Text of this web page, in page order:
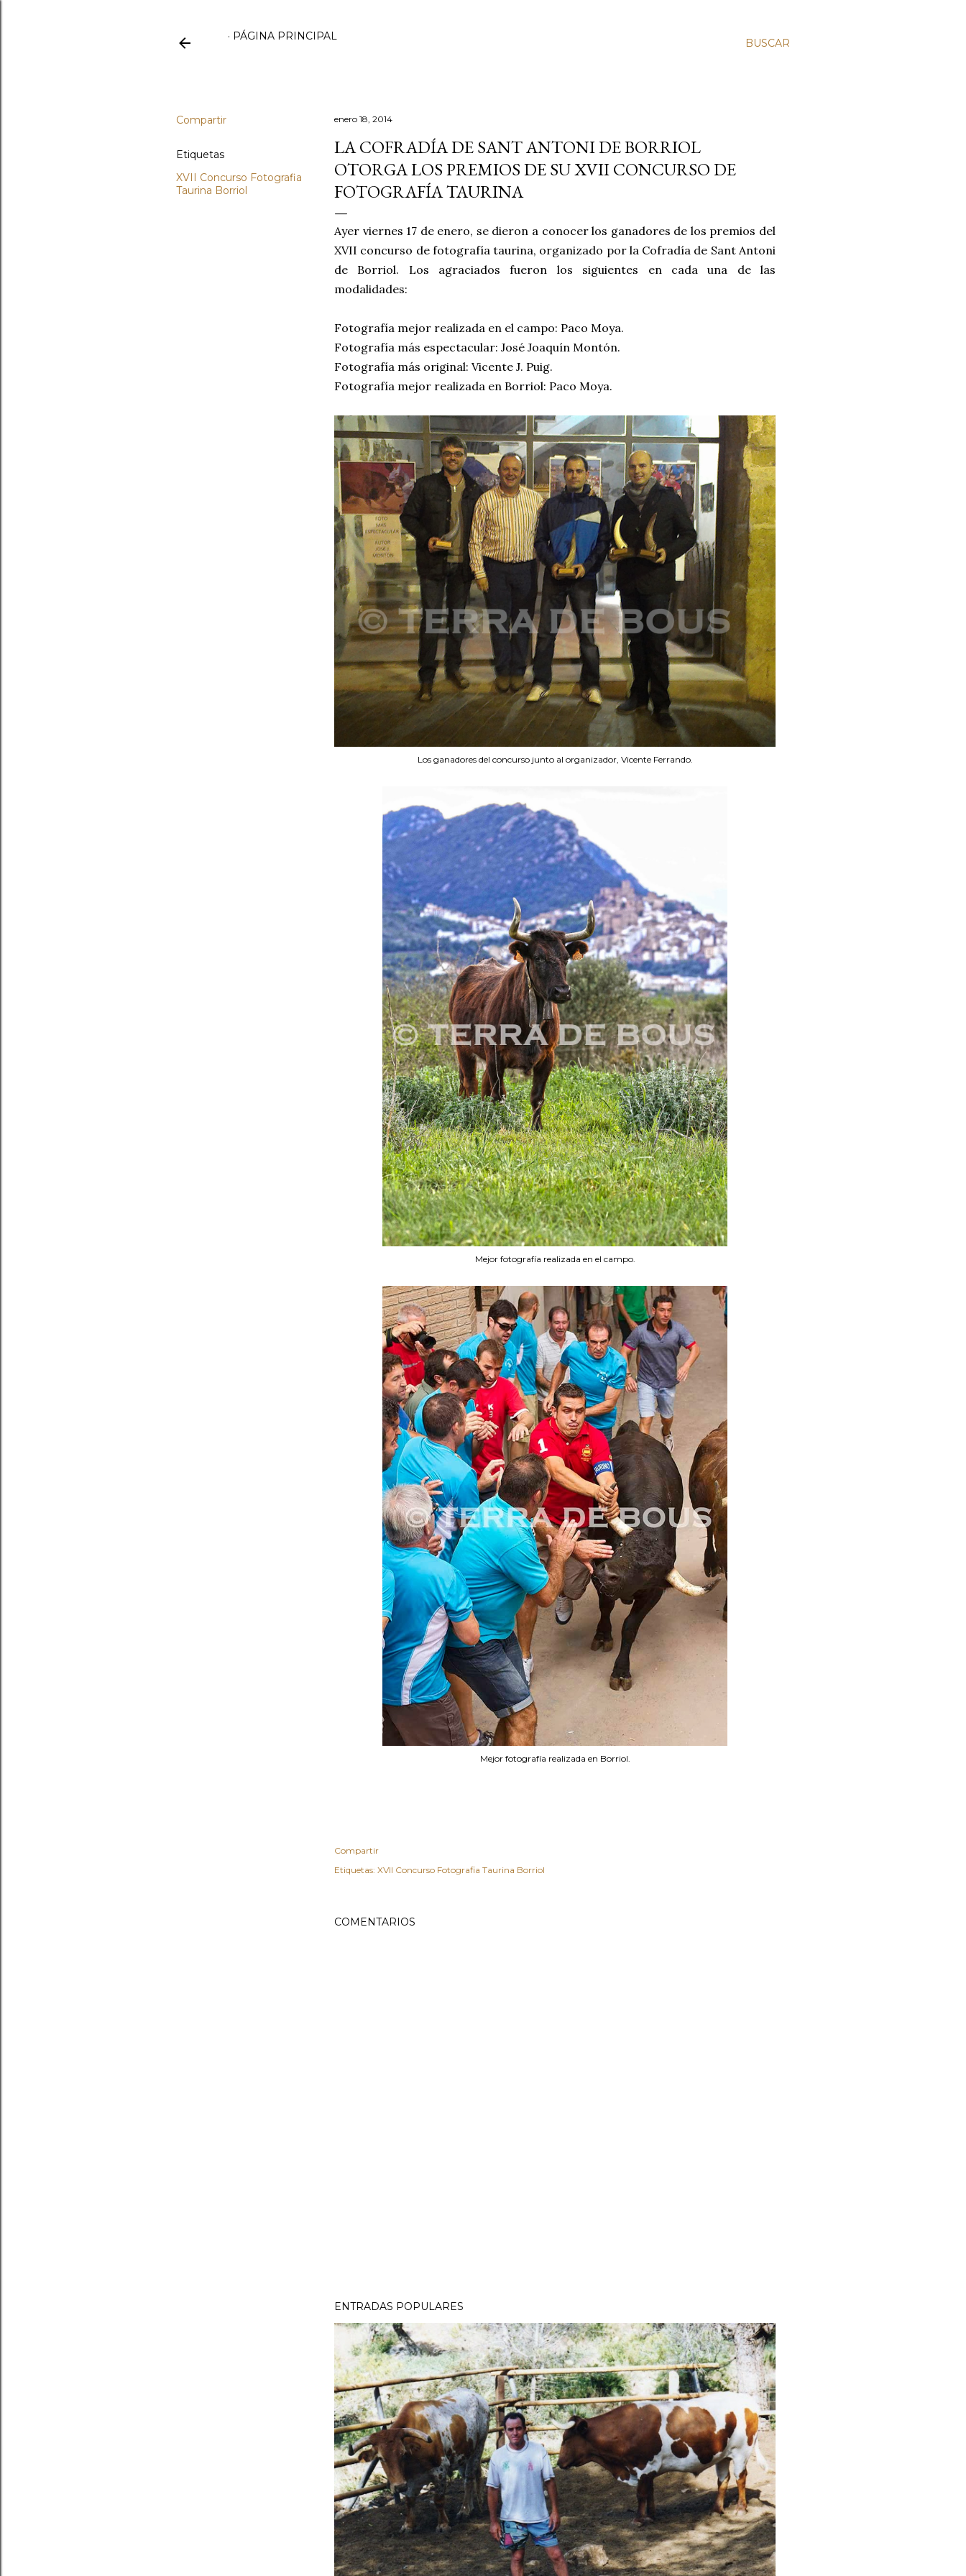
BUSCAR
PÁGINA PRINCIPAL
Compartir
Etiquetas
XVII Concurso Fotografia
Taurina Borriol
enero 18, 2014
LA COFRADÍA DE SANT ANTONI DE BORRIOL
OTORGA LOS PREMIOS DE SU XVII CONCURSO DE
FOTOGRAFÍA TAURINA
Ayer viernes 17 de enero, se dieron a conocer los ganadores de los premios del
XVII concurso de fotografía taurina, organizado por la Cofradía de Sant Antoni
de Borriol. Los agraciados fueron los siguientes en cada una de las
modalidades:
Fotografía mejor realizada en el campo: Paco Moya.
Fotografía más espectacular: José Joaquín Montón.
Fotografía más original: Vicente J. Puig.
Fotografía mejor realizada en Borriol: Paco Moya.
Los ganadores del concurso junto al organizador, Vicente Ferrando.
Mejor fotografía realizada en el campo.
Mejor fotografía realizada en Borriol.
Compartir
Etiquetas: XVII Concurso Fotografia Taurina Borriol
COMENTARIOS
ENTRADAS POPULARES